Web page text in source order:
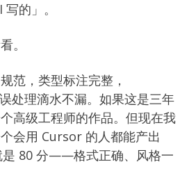
的」。
。
范，类型标注完整，
处理滴水不漏。如果这是三年
高级工程师的作品。但现在我
会用 Cursor 的人都能产出
是 80 分——格式正确、风格一